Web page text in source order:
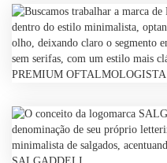
Local:
Ano
Ano